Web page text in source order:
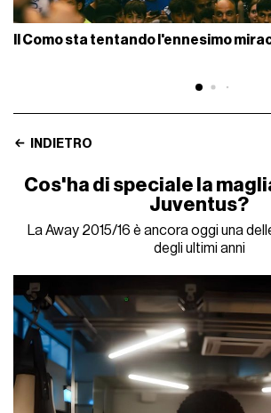
Il Como sta tentando l'ennesimo
INDIETRO
Cos'ha di speciale la
Juventus?
La Away 2015/16 è ancora oggi una
degli ultimi anni